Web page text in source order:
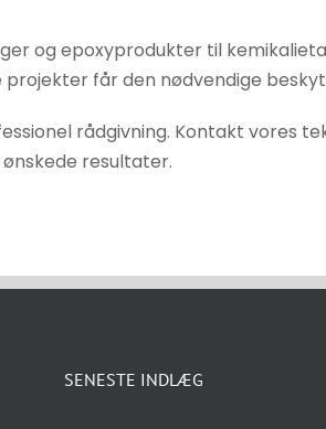
og epoxyprodukter til
får den nødvendige
rådgivning. Kontakt vores
resultater.
SENESTE INDLÆG